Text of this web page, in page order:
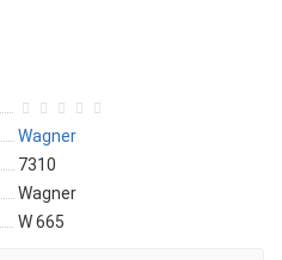
Wagner
7310
Wagner
W 665